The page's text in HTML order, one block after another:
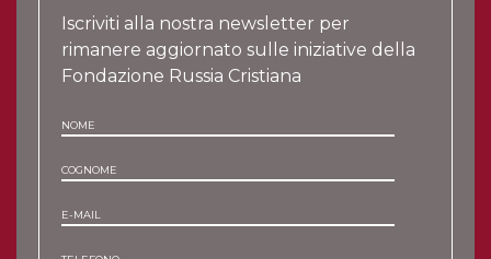
Iscriviti alla nostra newsletter per
rimanere aggiornato sulle iniziative della
Fondazione Russia Cristiana
NOME
COGNOME
E-MAIL